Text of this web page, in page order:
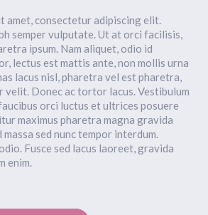
amet, consectetur adipiscing elit.
semper vulputate. Ut at orci facilisis,
ipsum. Nam aliquet, odio id
lectus est mattis ante, non mollis urna
lacus nisl, pharetra vel est pharetra,
Donec ac tortor lacus. Vestibulum
orci luctus et ultrices posuere
maximus pharetra magna gravida
sed nunc tempor interdum.
Fusce sed lacus laoreet, gravida
enim.